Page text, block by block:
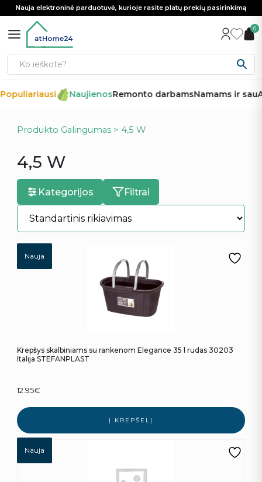
Nauja elektroninė parduotuvė, kurioje rasite platų prekių pasirinkimą
0
NaujienosRemonto darbamsNamams ir sau
Produkto Galingumas > 4,5 W
4,5 W
Kategorijos Filtrai
Nauja
Krepšys skalbiniams su rankenom Elegance 35 l rudas 30203
Italija STEFANPLAST
12.95€
Į KREPŠELĮ
Nauja